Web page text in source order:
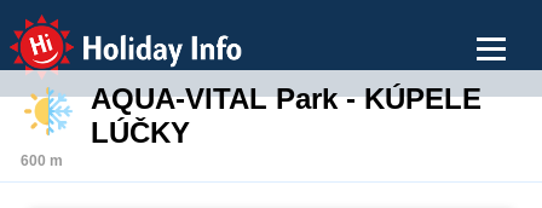
Holiday Info
AQUA-VITAL Park - KÚPELE
LÚČKY
600 m